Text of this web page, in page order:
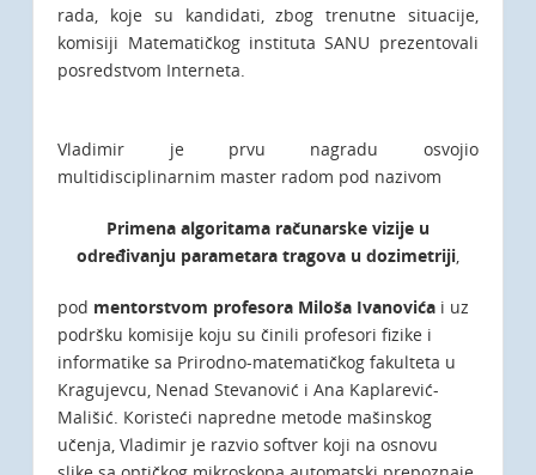
rada, koje su kandidati, zbog trenutne situacije,
komisiji Matematičkog instituta SANU prezentovali
posredstvom Interneta.
Vladimir je prvu nagradu osvojio
multidisciplinarnim master radom pod nazivom
Primena algoritama računarske vizije u
određivanju parametara tragova u dozimetriji,
pod mentorstvom profesora Miloša Ivanovića i uz
podršku komisije koju su činili profesori fizike i
informatike sa Prirodno-matematičkog fakulteta u
Kragujevcu, Nenad Stevanović i Ana Kaplarević-
Mališić. Кoristeći napredne metode mašinskog
učenja, Vladimir je razvio softver koji na osnovu